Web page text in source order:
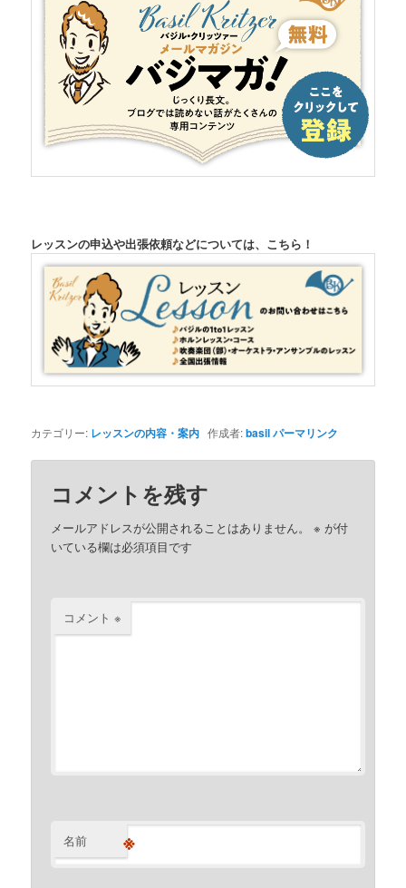
レッスンの申込や出張依頼などについては、こちら！
カテゴリー: レッスンの内容・案内 作成者:basilパーマリンク
コメントを残す
メールアドレスが公開されることはありません。 ※ が付
いている欄は必須項目です
コメント※
名前 ※